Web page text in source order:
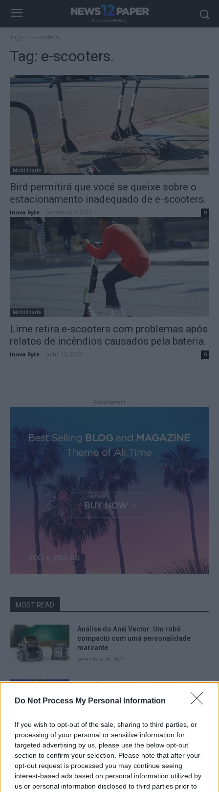
Do Not Process My Personal Information
If you wish to opt-out of the sale, sharing to third parties, or
processing of your personal or sensitive information for
targeted advertising by us, please use the below opt-out
section to confirm your selection. Please note that after your
opt-out request is processed you may continue seeing
interest-based ads based on personal information utilized by
us or personal information disclosed to third parties prior to
Tags E-scooters.
Tag: e-scooters.
Mobilidade
Bird permitirá que você se queixe sobre o
estacionamento inadequado de e-scooters.
Inova Byte setembro 9, 2025 0
Mobilidade
Lime retira e-scooters com problemas após
relatos de incêndios causados pela bateria.
Inova Byte julho 16, 2025 0
- Advertisment -
MOST READ
Análise do Anki Vector: Um robô
compacto com uma personalidade
marcante.
setembro 18, 2025
Mark Zuckerberg rejeita o convite do
comparecer perante um comitê
setembro 18, 2025
A Amazon oferecerá entrega gratuita
durante a Black Friday e depois, mesmo
para aqueles que não são assinantes do
serviço Prime.
setembro 16, 2025